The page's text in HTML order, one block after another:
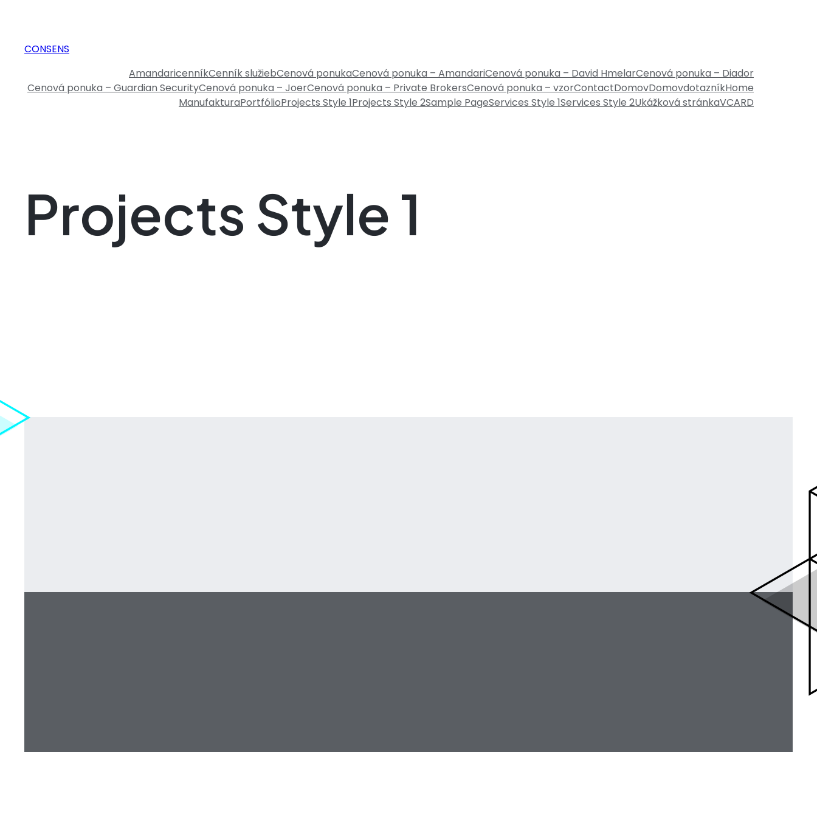
CONSENS
AmandaricenníkCenník služiebCenová ponukaCenová ponuka – AmandariCenová ponuka – David HmelarCenová ponuka – Diador
Cenová ponuka – Guardian SecurityCenová ponuka – JoerCenová ponuka – Private BrokersCenová ponuka – vzorContactDomovDomovdotazníkHome
ManufakturaPortfólioProjects Style 1Projects Style 2Sample PageServices Style 1Services Style 2Ukážková stránkaVCARD
Projects Style 1